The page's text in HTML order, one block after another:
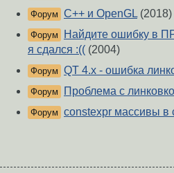
Форум C++ и OpenGL (2018)
Форум
Найдите ошибку в
я сдался :(( (2004)
Форум QT 4.x - ошибка
Форум Проблема с
Форум constexpr массивы в